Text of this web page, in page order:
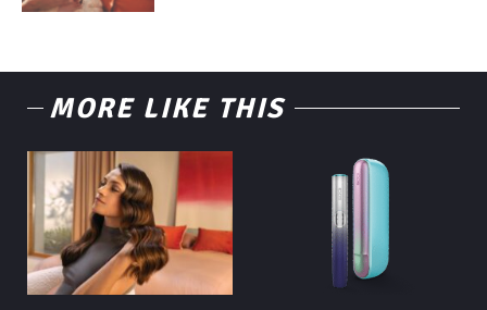
MORE LIKE THIS